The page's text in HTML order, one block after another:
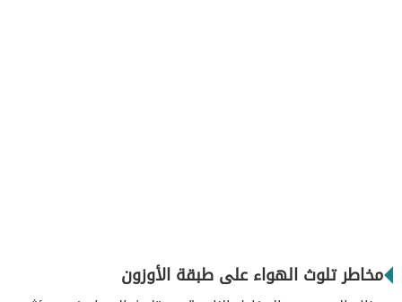
مخاطر تلوث الهواء على طبقة الأوزون